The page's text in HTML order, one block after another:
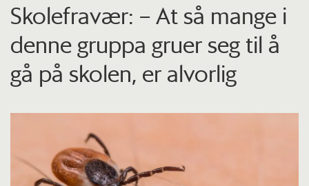
Skolefravær: – At så mange i
denne gruppa gruer seg til å
gå på skolen, er alvorlig